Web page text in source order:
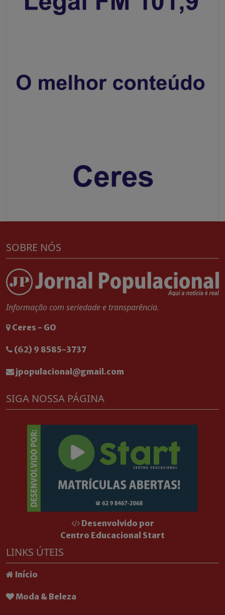
SOBRE NÓS
Informação com seriedade e transparência.
Ceres - GO
(62) 9 8585-3737
jpopulacional@gmail.com
SIGA NOSSA PÁGINA
Desenvolvido por
Centro Educacional Start
LINKS ÚTEIS
Início
Moda & Beleza